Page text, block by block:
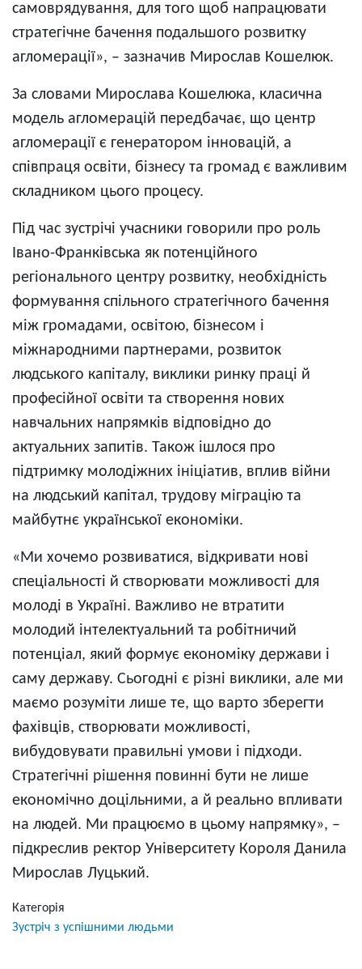
самоврядування, для того щоб напрацювати
стратегічне бачення подальшого розвитку
агломерації», – зазначив Мирослав Кошелюк.
За словами Мирослава Кошелюка, класична
модель агломерацій передбачає, що центр
агломерації є генератором інновацій, а
співпраця освіти, бізнесу та громад є важливим
складником цього процесу.
Під час зустрічі учасники говорили про роль
Івано-Франківська як потенційного
регіонального центру розвитку, необхідність
формування спільного стратегічного бачення
між громадами, освітою, бізнесом і
міжнародними партнерами, розвиток
людського капіталу, виклики ринку праці й
професійної освіти та створення нових
навчальних напрямків відповідно до
актуальних запитів. Також ішлося про
підтримку молодіжних ініціатив, вплив війни
на людський капітал, трудову міграцію та
майбутнє української економіки.
«Ми хочемо розвиватися, відкривати нові
спеціальності й створювати можливості для
молоді в Україні. Важливо не втратити
молодий інтелектуальний та робітничий
потенціал, який формує економіку держави і
саму державу. Сьогодні є різні виклики, але ми
маємо розуміти лише те, що варто зберегти
фахівців, створювати можливості,
вибудовувати правильні умови і підходи.
Стратегічні рішення повинні бути не лише
економічно доцільними, а й реально впливати
на людей. Ми працюємо в цьому напрямку», –
підкреслив ректор Університету Короля Данила
Мирослав Луцький.
Категорія
Зустріч з успішними людьми